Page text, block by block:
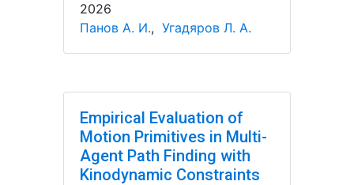
2026
Панов А. И., Угадяров Л. А.
Empirical Evaluation of
Motion Primitives in Multi-
Agent Path Finding with
Kinodynamic Constraints